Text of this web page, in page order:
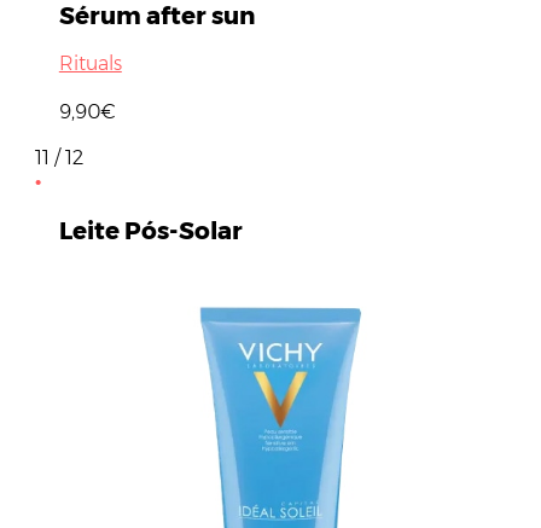
Sérum after sun
Rituals
9,90€
11 / 12
Leite Pós-Solar